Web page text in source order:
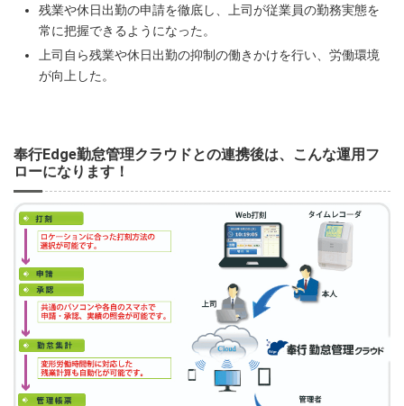
残業や休日出勤の申請を徹底し、上司が従業員の勤務実態を
常に把握できるようになった。
上司自ら残業や休日出勤の抑制の働きかけを行い、労働環境
が向上した。
奉行Edge勤怠管理クラウドとの連携後は、こんな運用フ
ローになります！